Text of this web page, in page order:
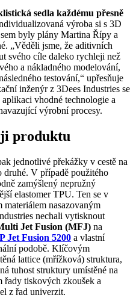
sedla každému přesně
výroba si s 3D
byly plány Martina Řípy a
„Věděli jsme, že aditivních
svého cíle daleko rychleji než
a nákladného modelování,
testování,“ upřesňuje
inženýr z 3Dees Industries se
vhodné technologie a
výrobní procesy.
produktu
jednotlivé překážky v cestě na
druhé. V případě použitého
zamýšlený nepružný
elastomer TPU. Ten se v
materiálem nasazovaným
nechali vytisknout
Jet Fusion (MFJ) na
Jet Fusion 5200 a vlastní
podobě. Klíčovým
lattice (mřížková) struktura,
tuhost struktury umístěné na
řady tiskových zkoušek a
z řad univerzit.